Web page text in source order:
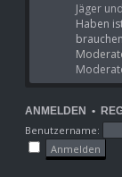
Jäger
Haben
brauchen
ANMELDEN •
Benutzername: